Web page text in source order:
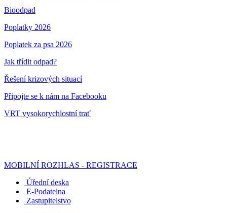
Bioodpad
Poplatky 2026
Poplatek za psa 2026
Jak třídit odpad?
Řešení krizových situací
Připojte se k nám na Facebooku
VRT vysokorychlostní trať
MOBILNÍ ROZHLAS - REGISTRACE
Úřední deska
E-Podatelna
Zastupitelstvo